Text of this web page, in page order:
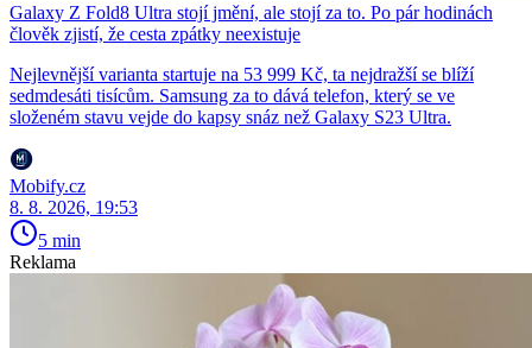
Galaxy Z Fold8 Ultra stojí jmění, ale stojí za to. Po pár hodinách
člověk zjistí, že cesta zpátky neexistuje
Nejlevnější varianta startuje na 53 999 Kč, ta nejdražší se blíží
sedmdesáti tisícům. Samsung za to dává telefon, který se ve
složeném stavu vejde do kapsy snáz než Galaxy S23 Ultra.
Mobify.cz
8. 8. 2026, 19:53
5 min
Reklama